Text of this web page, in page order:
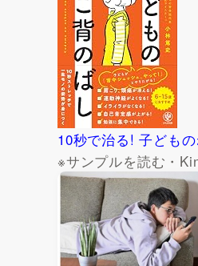
10秒で治る! 子ども
※サンプルを読む・